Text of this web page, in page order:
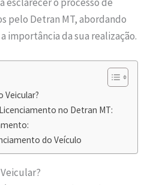
pelo Detran MT, abordando
importância da sua realização.
Veicular?
no Detran MT:
do Veículo